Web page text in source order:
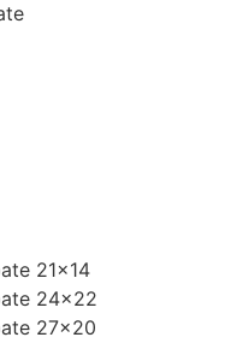
21×14
24×22
27×20